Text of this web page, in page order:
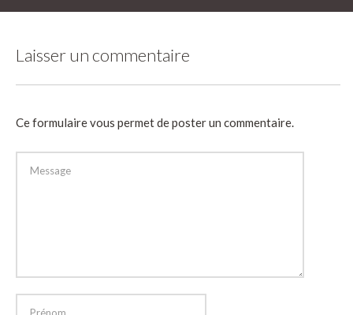
Laisser un commentaire
Ce formulaire vous permet de poster un commentaire.